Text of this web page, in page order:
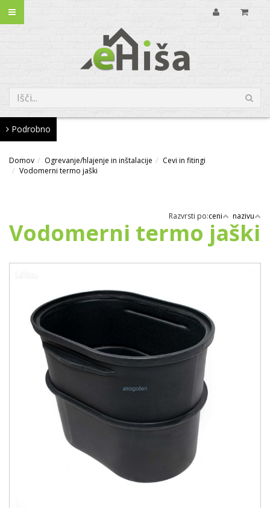
Podrobno
Domov Ogrevanje/hlajenje in inštalacije
Cevi in fitingi
Vodomerni termo jaški
Razvrsti po:ceni nazivu
Vodomerni termo jaški